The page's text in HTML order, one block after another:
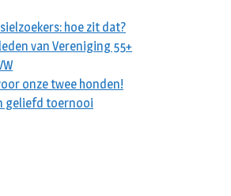
hoe zit dat?
van Vereniging 55+
onze twee honden!
geliefd toernooi